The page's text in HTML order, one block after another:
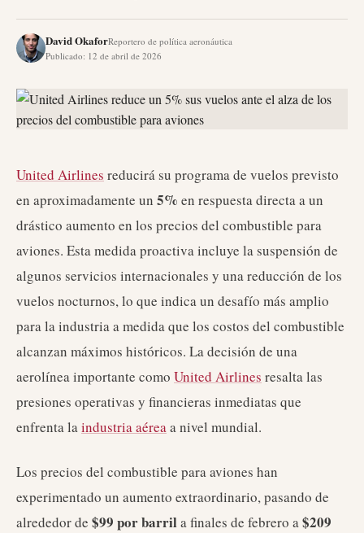
David OkaforReportero de política aeronáutica
Publicado: 12 de abril de 2026
United Airlines reducirá su programa de vuelos previsto
en aproximadamente un 5% en respuesta directa a un
drástico aumento en los precios del combustible para
aviones. Esta medida proactiva incluye la suspensión de
algunos servicios internacionales y una reducción de los
vuelos nocturnos, lo que indica un desafío más amplio
para la industria a medida que los costos del combustible
alcanzan máximos históricos. La decisión de una
aerolínea importante como United Airlines resalta las
presiones operativas y financieras inmediatas que
enfrenta laindustria aéreaa nivel mundial.
Los precios del combustible para aviones han
experimentado un aumento extraordinario, pasando de
alrededor de $99 por barrila finales de febrero a$209